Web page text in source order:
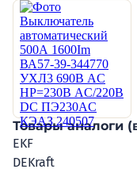
Товары аналоги
EKF
DEKraft